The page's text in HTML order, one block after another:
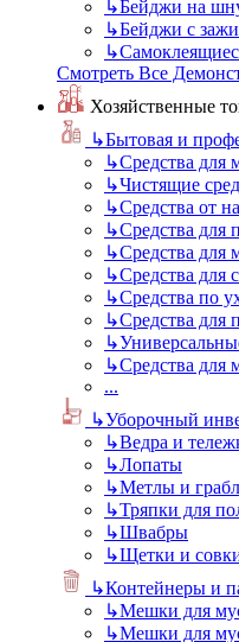
↳Бейджи на
↳Бейджи с
↳
Смотреть Все
Хозяйственные
↳Бытовая и
↳Средства для
↳Чистящие
↳Средства от
↳Средства для
↳Средства для
↳Средства для
↳Средства по
↳Средства для
↳
↳Средства для
...
↳Уборочный
↳Ведра и
↳Лопаты
↳Метлы и
↳Тряпки для
↳Швабры
↳Щетки и
↳Контейнеры и
↳Мешки для
↳Мешки для